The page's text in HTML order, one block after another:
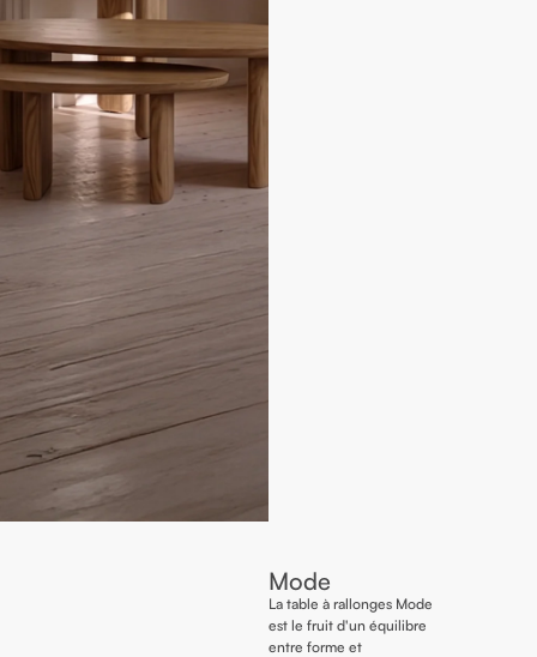
Mode
La table à rallonges Mode
est le fruit d'un équilibre
entre forme et